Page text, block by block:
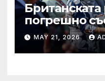
погрешно
смъртта на
MAY 21, 2026